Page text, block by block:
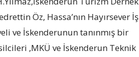
Öz, Hassa’nın Hayırsever İş
ve İskenderunun tanınmış bir
,MKÜ ve İskenderun Teknik